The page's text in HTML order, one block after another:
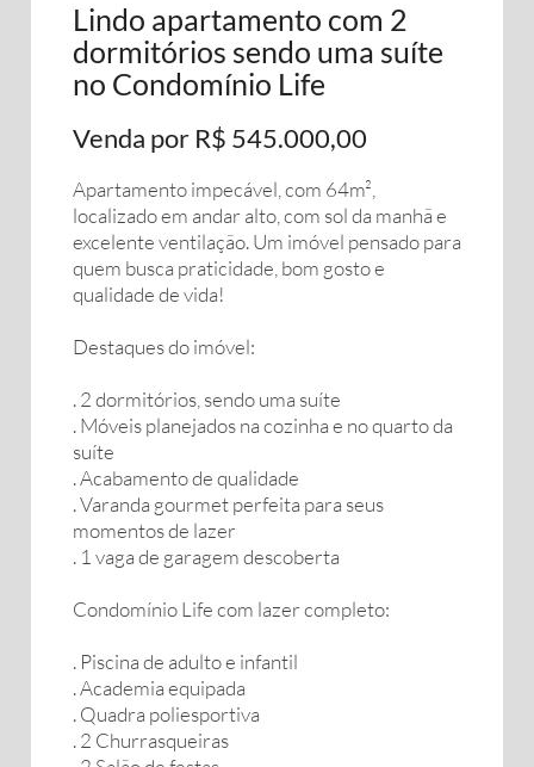
Lindo apartamento com 2
dormitórios sendo uma suíte
no Condomínio Life
Venda por R$ 545.000,00
Apartamento impecável, com 64m²,
localizado em andar alto, com sol da manhã e
excelente ventilação. Um imóvel pensado para
quem busca praticidade, bom gosto e
qualidade de vida!
Destaques do imóvel:
. 2 dormitórios, sendo uma suíte
. Móveis planejados na cozinha e no quarto da
suíte
. Acabamento de qualidade
. Varanda gourmet perfeita para seus
momentos de lazer
. 1 vaga de garagem descoberta
Condomínio Life com lazer completo:
. Piscina de adulto e infantil
. Academia equipada
. Quadra poliesportiva
. 2 Churrasqueiras